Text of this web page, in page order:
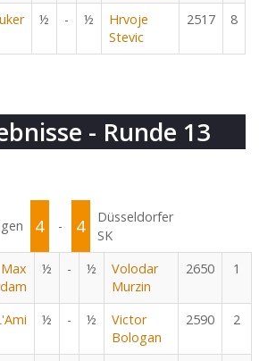
½ - ½
Hrvoje
Stevic
2517 8
- Runde 13
4 - 4
Düsseldorfer
SK
Max
½ - ½
Volodar
Murzin
2650 1
½ - ½
Victor
Bologan
2590 2